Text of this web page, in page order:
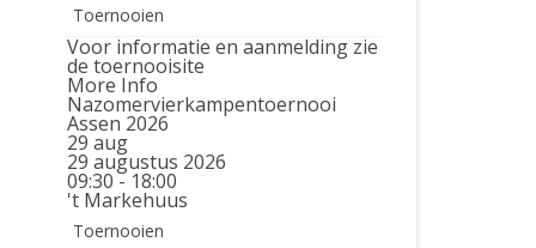
Toernooien
Voor informatie en aanmelding zie
de toernooisite
More Info
Nazomervierkampentoernooi
Assen 2026
29 aug
29 augustus 2026
09:30 - 18:00
't Markehuus
Toernooien